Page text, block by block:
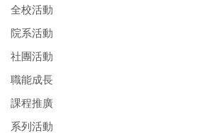
全校活動
院系活動
社團活動
職能成長
課程推廣
系列活動